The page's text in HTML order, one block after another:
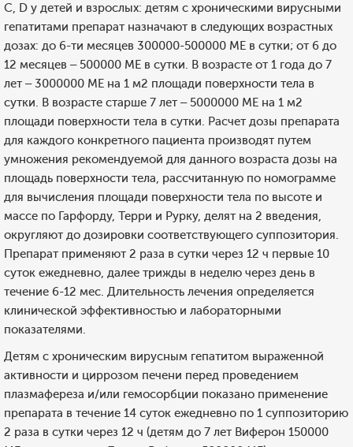
С, D у детей и взрослых: детям с хроническими вирусными
гепатитами препарат назначают в следующих возрастных
дозах: до 6-ти месяцев 300000-500000 МЕ в сутки; от 6 до
12 месяцев – 500000 МЕ в сутки. В возрасте от 1 года до 7
лет – 3000000 МЕ на 1 м2 площади поверхности тела в
сутки. В возрасте старше 7 лет – 5000000 МЕ на 1 м2
площади поверхности тела в сутки. Расчет дозы препарата
для каждого конкретного пациента производят путем
умножения рекомендуемой для данного возраста дозы на
площадь поверхности тела, рассчитанную по номограмме
для вычисления площади поверхности тела по высоте и
массе по Гарфорду, Терри и Рурку, делят на 2 введения,
округляют до дозировки соответствующего суппозитория.
Препарат применяют 2 раза в сутки через 12 ч первые 10
суток ежедневно, далее трижды в неделю через день в
течение 6-12 мес. Длительность лечения определяется
клинической эффективностью и лабораторными
показателями.
Детям с хроническим вирусным гепатитом выраженной
активности и циррозом печени перед проведением
плазмафереза и/или гемосорбции показано применение
препарата в течение 14 суток ежедневно по 1 суппозиторию
2 раза в сутки через 12 ч (детям до 7 лет Виферон 150000